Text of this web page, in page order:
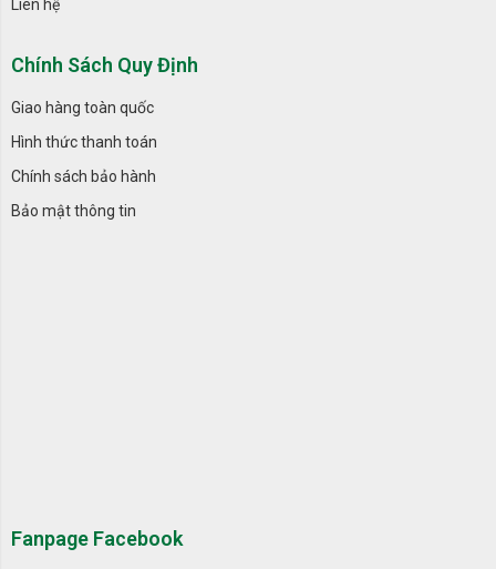
Liên hệ
Chính Sách Quy Định
Giao hàng toàn quốc
Hình thức thanh toán
Chính sách bảo hành
Bảo mật thông tin
Fanpage Facebook